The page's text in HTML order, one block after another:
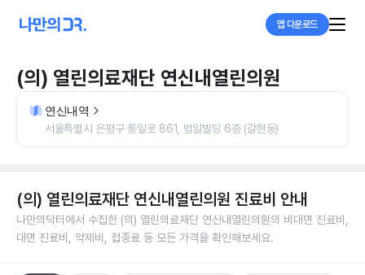
앱 다운로드
(의) 열린의료재단 연신내열린의원
연신내역
서울특별시 은평구 통일로 861, 범일빌딩 6층 (갈현동)
(의) 열린의료재단 연신내열린의원 진료비 안내
나만의닥터에서 수집한 (의) 열린의료재단 연신내열린의원의 비대면 진료비,
대면 진료비, 약제비, 접종료 등 모든 가격을 확인해보세요.